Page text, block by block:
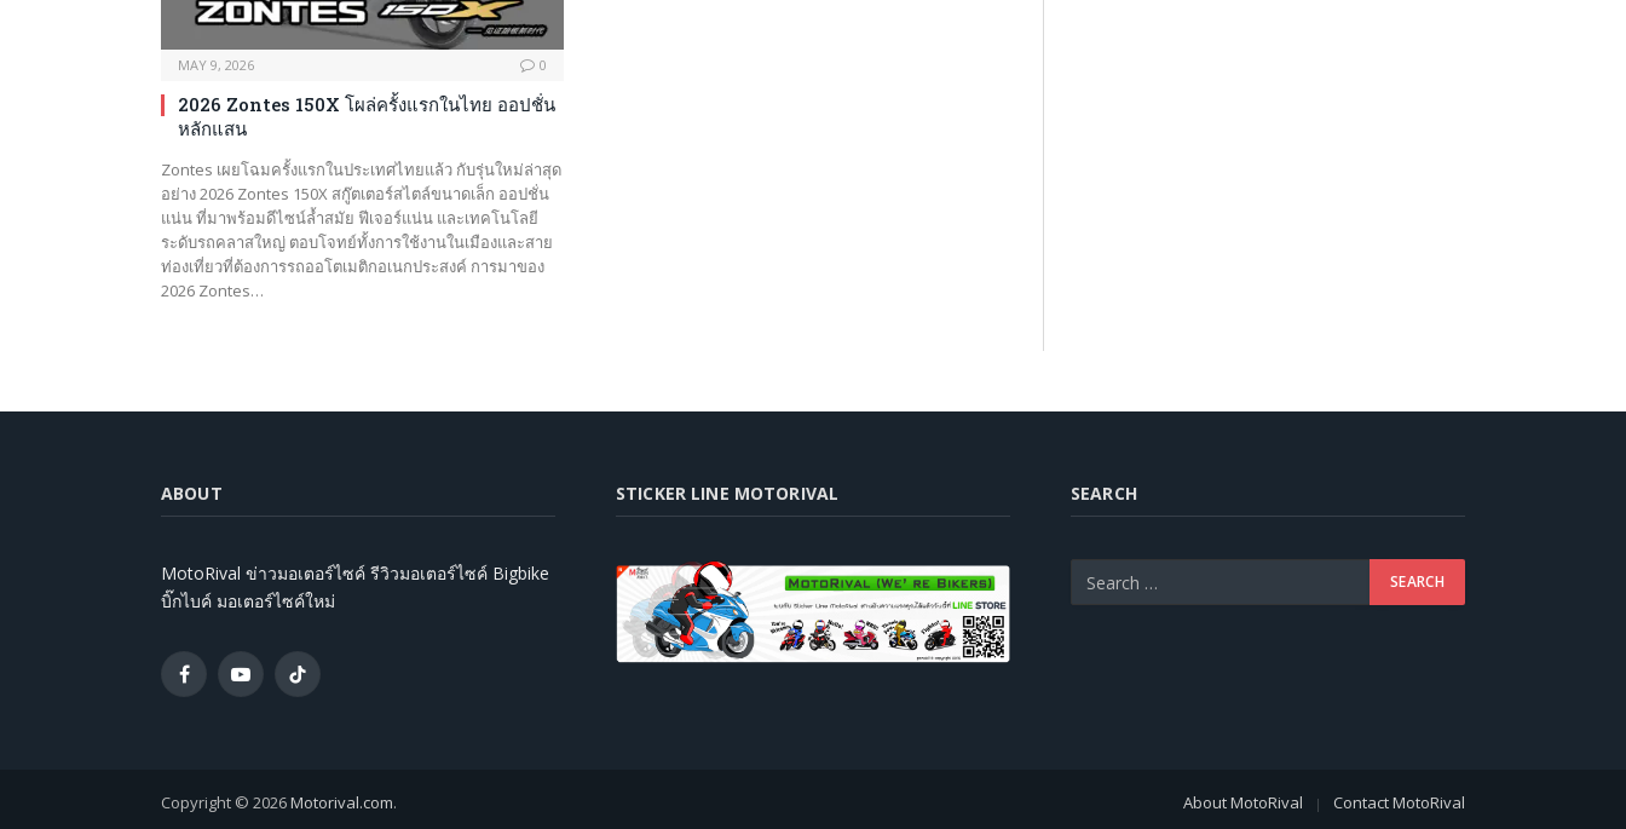
MAY 9, 2026 0
2026 Zontes 150X โผล่ครั้งแรกในไทย ออปชั่น
หลักแสน
Zontes เผยโฉมครั้งแรกในประเทศไทยแล้ว กับรุ่นใหม่ล่าสุด
อย่าง 2026 Zontes 150X สกู๊ตเตอร์สไตล์ขนาดเล็ก ออปชั่น
แน่น ที่มาพร้อมดีไซน์ล้ำสมัย ฟีเจอร์แน่น และเทคโนโลยี
ระดับรถคลาสใหญ่ ตอบโจทย์ทั้งการใช้งานในเมืองและสาย
ท่องเที่ยวที่ต้องการรถออโตเมติกอเนกประสงค์ การมาของ
2026 Zontes…
ABOUT
MotoRival ข่าวมอเตอร์ไซค์ รีวิวมอเตอร์ไซค์ Bigbike
บิ๊กไบค์ มอเตอร์ไซค์ใหม่
FacebookYouTubeTikTok
STICKER LINE MOTORIVAL SEARCH
Copyright © 2026Motorival.com. About MotoRival Contact MotoRival